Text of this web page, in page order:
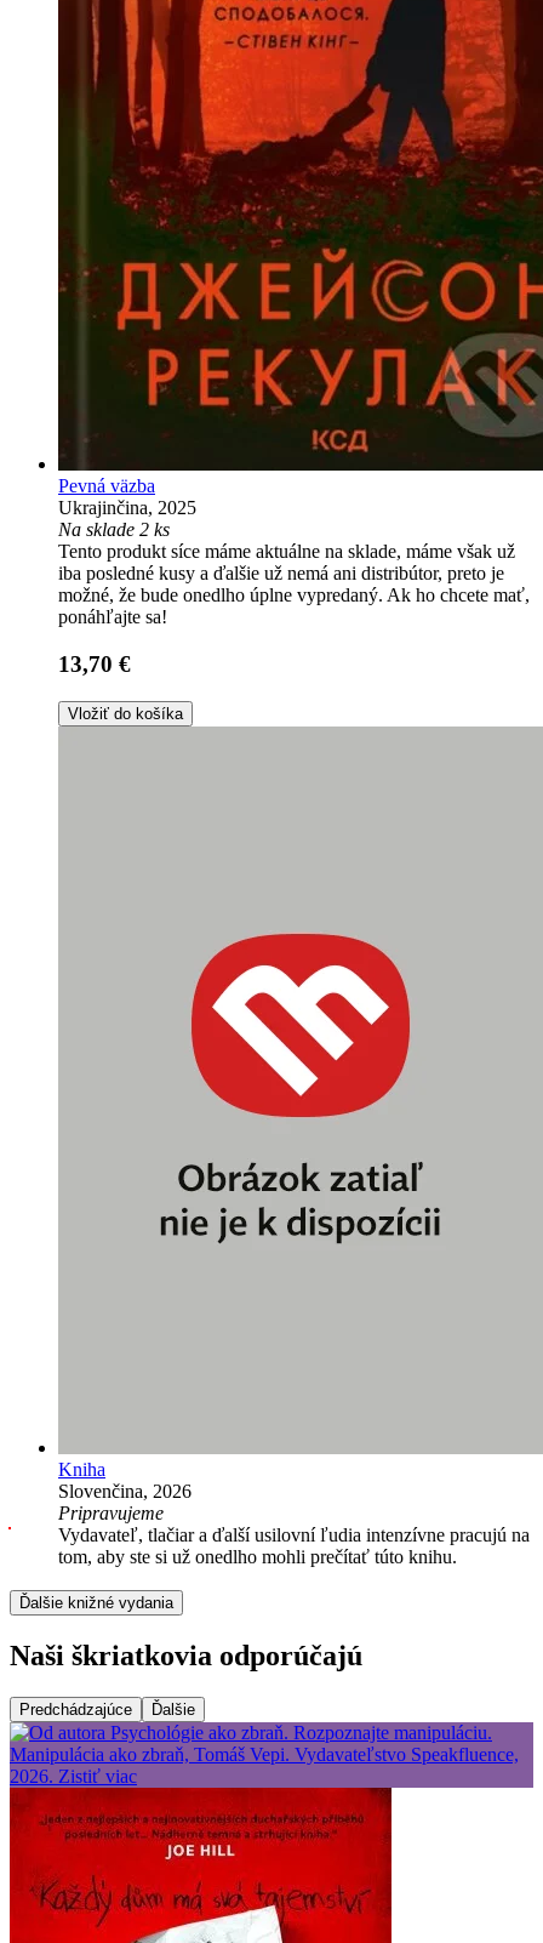
Pevná väzba
Ukrajinčina, 2025
Na sklade 2 ks
Tento produkt síce máme aktuálne na sklade, máme však už
iba posledné kusy a ďalšie už nemá ani distribútor, preto je
možné, že bude onedlho úplne vypredaný. Ak ho chcete mať,
ponáhľajte sa!
13,70 €
Vložiť do košíka
Kniha
Slovenčina, 2026
Pripravujeme
Vydavateľ, tlačiar a ďalší usilovní ľudia intenzívne pracujú na
tom, aby ste si už onedlho mohli prečítať túto knihu.
Ďalšie knižné vydania
Naši škriatkovia odporúčajú
Predchádzajúce Ďalšie